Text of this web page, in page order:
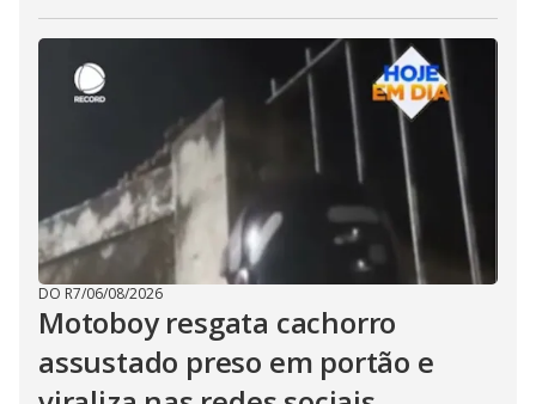
DO R7/06/08/2026
Motoboy resgata cachorro
assustado preso em portão e